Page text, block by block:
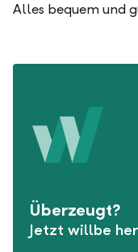
Alles bequem und
Überzeugt?
Jetzt willbe